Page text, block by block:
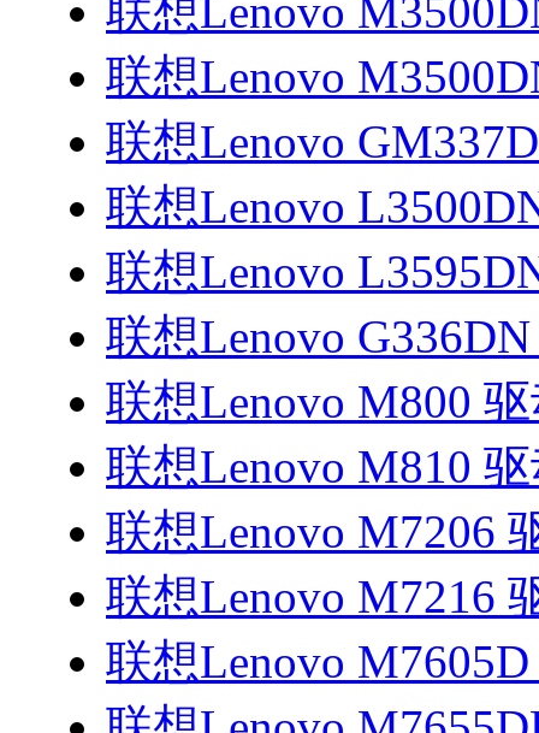
联想Lenovo
联想Lenovo
联想Lenovo
联想Lenovo
联想Lenovo
联想Lenovo
联想Lenovo M800
联想Lenovo M810
联想Lenovo M7206
联想Lenovo M7216
联想Lenovo